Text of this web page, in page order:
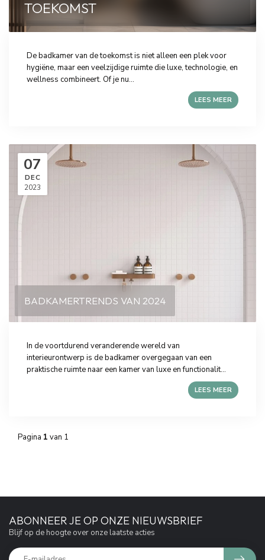
TOEKOMST
De badkamer van de toekomst is niet alleen een plek voor
hygiëne, maar een veelzijdige ruimte die luxe, technologie, en
wellness combineert. Of je nu...
LEES MEER
07
DEC
2023
BADKAMERTRENDS VAN 2024
In de voortdurend veranderende wereld van
interieurontwerp is de badkamer overgegaan van een
praktische ruimte naar een kamer van luxe en functionalit...
LEES MEER
Pagina 1 van 1
ABONNEER JE OP ONZE NIEUWSBRIEF
Blijf op de hoogte over onze laatste acties